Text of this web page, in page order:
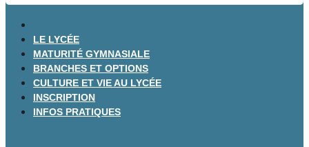
LE LYCÉE
MATURITÉ GYMNASIALE
BRANCHES ET OPTIONS
CULTURE ET VIE AU LYCÉE
INSCRIPTION
INFOS PRATIQUES